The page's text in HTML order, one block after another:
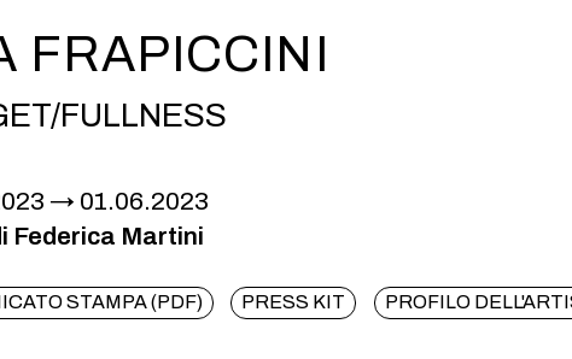
FRAPICCINI
FULLNESS
01.06.2023
Federica Martini
STAMPA (PDF) PRESS KIT PROFILO